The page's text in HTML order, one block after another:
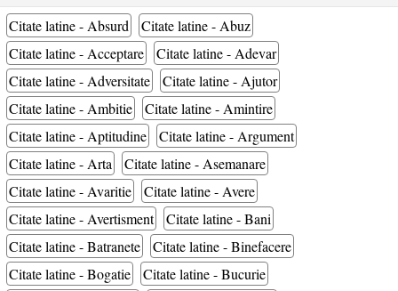
Citate latine - Absurd
Citate latine - Abuz
Citate latine - Acceptare
Citate latine - Adevar
Citate latine - Adversitate
Citate latine - Ajutor
Citate latine - Ambitie
Citate latine - Amintire
Citate latine - Aptitudine
Citate latine - Argument
Citate latine - Arta
Citate latine - Asemanare
Citate latine - Avaritie
Citate latine - Avere
Citate latine - Avertisment
Citate latine - Bani
Citate latine - Batranete
Citate latine - Binefacere
Citate latine - Bogatie
Citate latine - Bucurie